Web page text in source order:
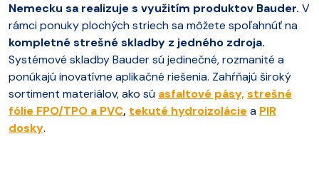
Nemecku sa realizuje s využitím produktov Bauder. V
rámci ponuky plochých striech sa môžete spoľahnúť na
kompletné strešné skladby z jedného zdroja.
Systémové skladby Bauder sú jedinečné, rozmanité a
ponúkajú inovatívne aplikačné riešenia. Zahŕňajú široký
sortiment materiálov, ako sú asfaltové pásy,strešné
fólie FPO/TPO a PVC, tekuté hydroizoláciea PIR
dosky.